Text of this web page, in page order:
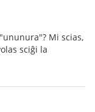
Mi scias,
sciĝi la